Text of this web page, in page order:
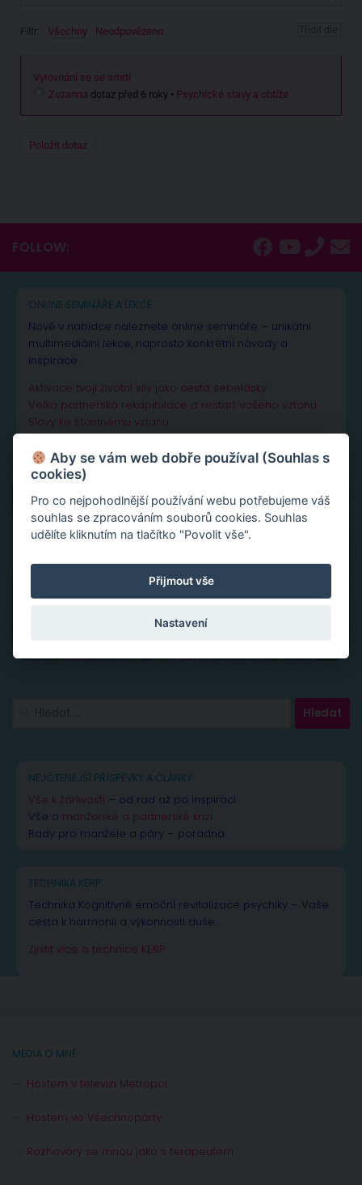
Filtr: Všechny Neodpovězeno
Vyrovnání se se smrtí
Zuzanna dotaz před 6 roky • Psychické stavy a obtíže
Položit dotaz
FOLLOW:
ONLINE SEMINÁŘE A LEKCE
Nově v nabídce naleznete online semináře – unikátní
multimediální lekce, naprosto konkrétní návody a
inspirace.
Aktivace tvojí životní síly jako cesta sebelásky
Velká partnerská rekapitulace a restart vašeho vztahu
Slovy ke šťastnému vztahu
NEJČTENĚJŠÍ PŘÍSPĚVKY A ČLÁNKY
Vše k žárlivosti – od rad až po inspiraci
Vše o manželské a partnerské krizi
Rady pro manžele a páry – poradna
TECHNIKA KERP
Technika Kognitivně emoční revitalizace psychiky – Vaše
cesta k harmonii a výkonnosti duše.
Zjistit více o technice KERP
MÉDIA O MNĚ
Hostem v televizi Metropol
Hostem ve Všechnopárty
Rozhovory se mnou jako s terapeutem
Aby se vám web dobře používal (Souhlas s
cookies)
Pro co nejpohodlnější používání webu potřebujeme váš
souhlas se zpracováním souborů cookies. Souhlas
udělíte kliknutím na tlačítko "Povolit vše".
Přijmout vše
Nastavení